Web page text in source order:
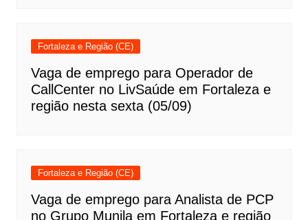
Fortaleza e Região (CE)
Vaga de emprego para Operador de
CallCenter no LivSaúde em Fortaleza e
região nesta sexta (05/09)
Fortaleza e Região (CE)
Vaga de emprego para Analista de PCP
no Grupo Munila em Fortaleza e região